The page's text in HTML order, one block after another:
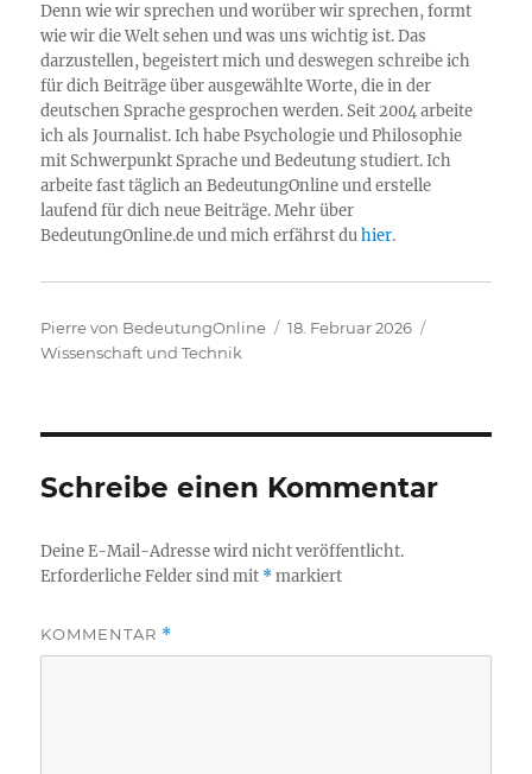
Denn wie wir sprechen und worüber wir sprechen, formt
wie wir die Welt sehen und was uns wichtig ist. Das
darzustellen, begeistert mich und deswegen schreibe ich
für dich Beiträge über ausgewählte Worte, die in der
deutschen Sprache gesprochen werden. Seit 2004 arbeite
ich als Journalist. Ich habe Psychologie und Philosophie
mit Schwerpunkt Sprache und Bedeutung studiert. Ich
arbeite fast täglich an BedeutungOnline und erstelle
laufend für dich neue Beiträge. Mehr über
BedeutungOnline.de und mich erfährst duhier.
Autor
Pierre von BedeutungOnline
Veröffentlicht
18. Februar 2026
Wissenschaft und Technik
Schreibe einen Kommentar
Deine E-Mail-Adresse wird nicht veröffentlicht.
Erforderliche Felder sind mit *markiert
KOMMENTAR *